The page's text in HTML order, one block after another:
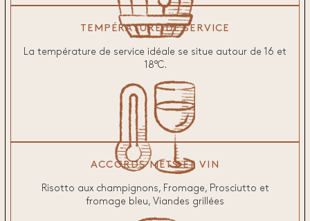
TEMPÉRATURE DE SERVICE
La température de service idéale se situe autour de 16 et
18°C.
ACCORDS METS ET VIN
Risotto aux champignons, Fromage, Prosciutto et
fromage bleu, Viandes grillées